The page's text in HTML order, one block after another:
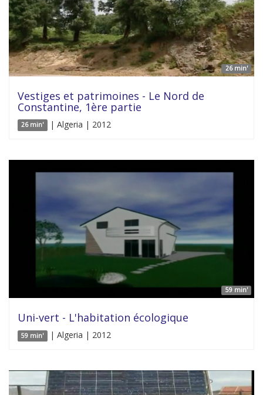
26 min'
Vestiges et patrimoines - Le Nord de
Constantine, 1ère partie
26 min' | Algeria | 2012
59 min'
Uni-vert - L'habitation écologique
59 min' | Algeria | 2012